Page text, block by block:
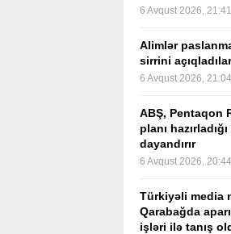
6 Avqust 2026, 21:41
Alimlər
sirrini açıqladılar
6 Avqust 2026, 21:04
ABŞ, Pentaqon
planı
dayandırır
6 Avqust 2026, 20:44
Türkiyəli media
Qarabağda
işləri ilə tanış